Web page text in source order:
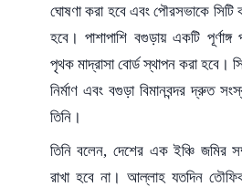
ঘোষণা করা হবে এবং পৌরসভাকে
হবে। পাশাপাশি বগুড়ায় একটি পূর্ণাঙ্গ
পৃথক মাদ্রাসা বোর্ড স্থাপন করা হবে।
নির্মাণ এবং বগুড়া বিমানবন্দর দ্রুত
তিনি।
তিনি বলেন, দেশের এক ইঞ্চি জমির
রাখা হবে না। আল্লাহ যতদিন